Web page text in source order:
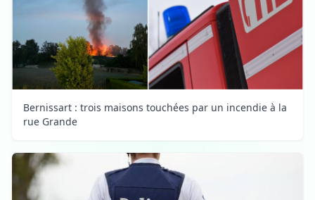
Bernissart : trois maisons touchées par un incendie à la
rue Grande